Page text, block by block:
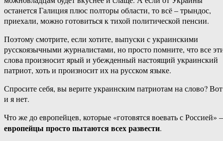
останется Галиция плюс полторы области, то всё – трындос,
приехали, можно готовиться к тихой политической пенсии.
Поэтому смотрите, если хотите, выпуски с украинскими
русскоязычными журналистами, но просто помните, что все
слова произносит ярый и убежденный настоящий украинский
патриот, хоть и произносит их на русском языке.
Спросите себя, вы верите украинским патриотам на слово? Вот
и я нет.
Что же до европейцев, которые «готовятся воевать с Россией»
европейцы просто пытаются всех развести.